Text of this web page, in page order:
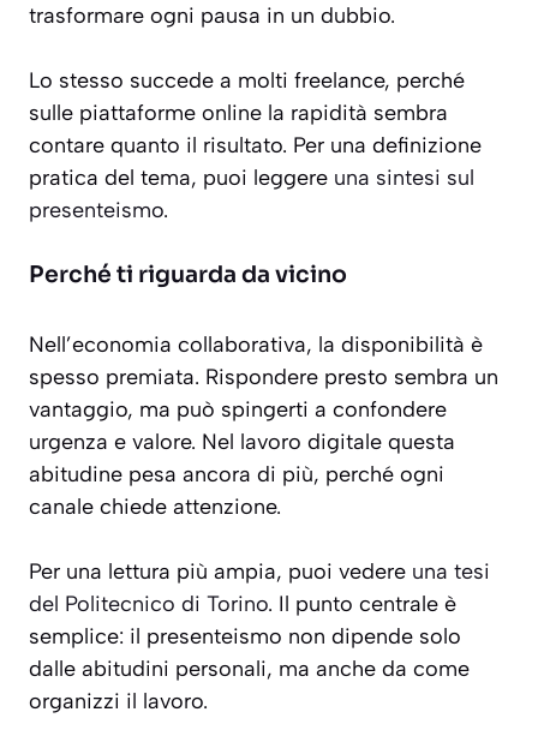
trasformare ogni pausa in un dubbio.
Lo stesso succede a molti freelance, perché
sulle piattaforme online la rapidità sembra
contare quanto il risultato. Per una definizione
pratica del tema, puoi leggere una sintesi sul
presenteismo.
Perché ti riguarda da vicino
Nell’economia collaborativa, la disponibilità è
spesso premiata. Rispondere presto sembra un
vantaggio, ma può spingerti a confondere
urgenza e valore. Nel lavoro digitale questa
abitudine pesa ancora di più, perché ogni
canale chiede attenzione.
Per una lettura più ampia, puoi vedere una tesi
del Politecnico di Torino. Il punto centrale è
semplice: il presenteismo non dipende solo
dalle abitudini personali, ma anche da come
organizzi il lavoro.